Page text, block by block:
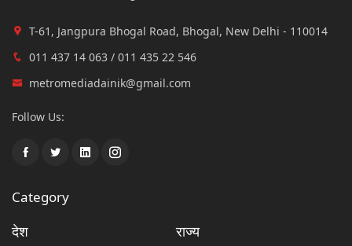
T-61, Jangpura Bhogal Road, Bhogal, New Delhi - 110014
011 437 14 063 / 011 435 22 546
metromediadainik@gmail.com
Follow Us:
Category
देश
राज्य